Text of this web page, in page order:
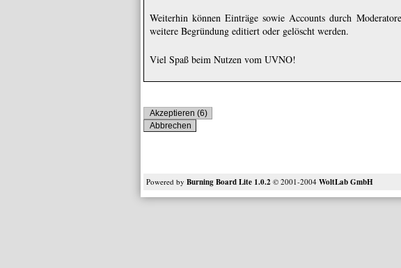
Weiterhin können Einträge sowie Accounts durch
weitere Begründung editiert oder gelöscht werden.
Viel Spaß beim Nutzen vom UVNO!
Powered by Burning Board Lite 1.0.2 © 2001-2004 WoltLab GmbH